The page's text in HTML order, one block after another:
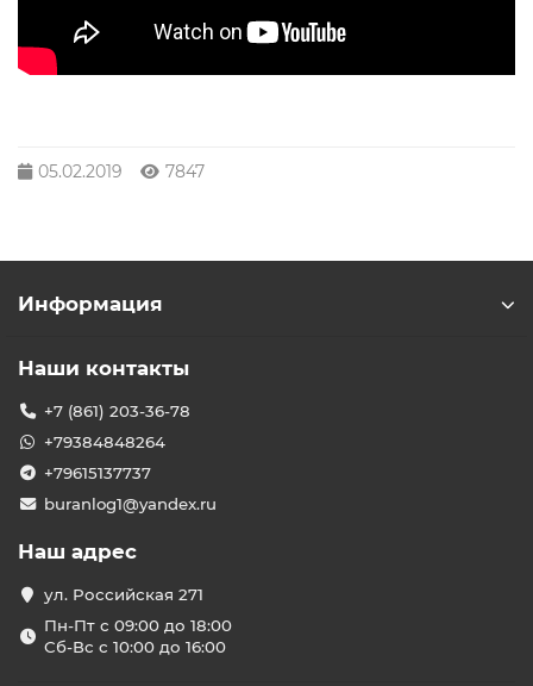
05.02.2019 7847
Информация
Наши контакты
+7 (861) 203-36-78
+79384848264
+79615137737
buranlog1@yandex.ru
Наш адрес
ул. Российская 271
Пн-Пт с 09:00 до 18:00
Сб-Вс с 10:00 до 16:00